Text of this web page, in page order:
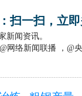
扫一扫，立
新闻资讯。
网络新闻联播 ，@